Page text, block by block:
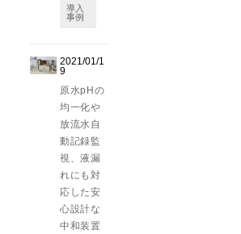
導入
事例
2021/01/1
9
原水pHの
均一化や
放流水自
動記録監
視、液漏
れにも対
応した安
心設計な
中和装置